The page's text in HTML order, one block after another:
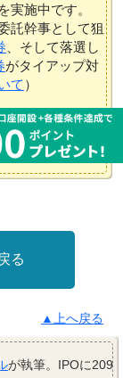
を実施中です。
委託幹事として狙
、そして落選し
がタイアップ対
て ）
る
▲上へ戻る
が執筆。IPOに209